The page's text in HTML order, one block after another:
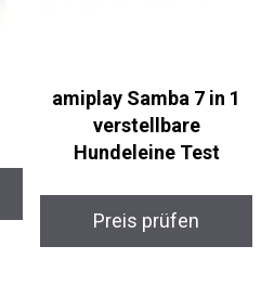
amiplay Samba 7 in 1
verstellbare
Hundeleine Test
Preis prüfen